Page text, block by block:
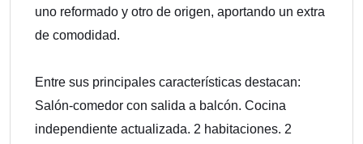
uno reformado y otro de origen, aportando un extra
de comodidad.
Entre sus principales características destacan:
Salón-comedor con salida a balcón. Cocina
independiente actualizada. 2 habitaciones. 2